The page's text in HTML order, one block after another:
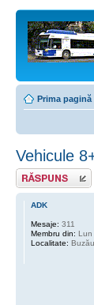
Prima pagină
Vehicule
Răspunde
ADK
Mesaje: 311
Membru din: Lun
Localitate: Buzău